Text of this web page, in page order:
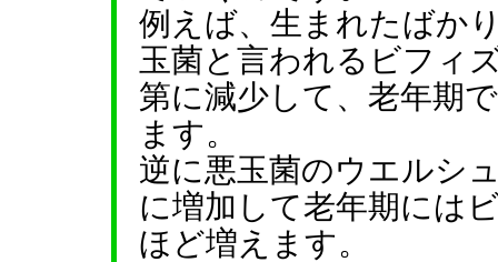
例えば、生まれたばか
玉菌と言われるビフィ
第に減少して、老年期
ます。
逆に悪玉菌のウエルシ
に増加して老年期には
ほど増えます。